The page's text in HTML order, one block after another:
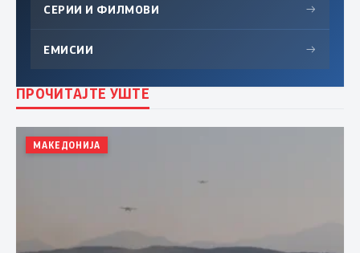
СЕРИИ И ФИЛМОВИ →
ЕМИСИИ →
ПРОЧИТАЈТЕ УШТЕ
МАКЕДОНИЈА